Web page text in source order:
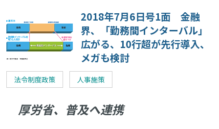
2018年7月6日号1面 金融
界、「勤務間インターバル」
広がる、10行超が先行導入、
メガも検討
法令制度政策 人事施策
厚労省、普及へ連携